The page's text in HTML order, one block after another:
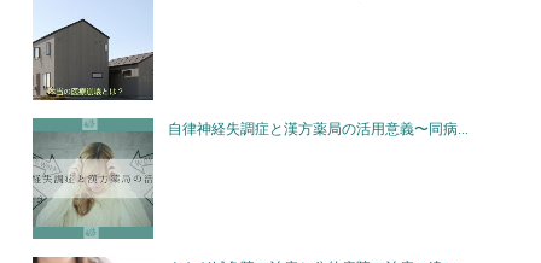
自律神経失調症と漢方薬局の活用意義〜同病...